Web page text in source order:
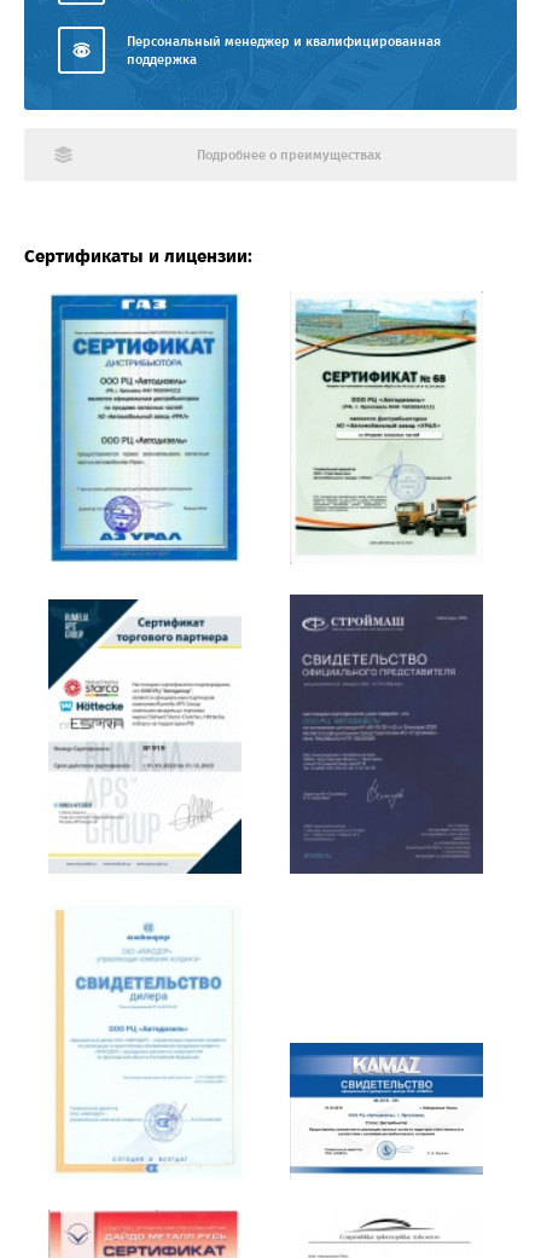
Персональный менеджер и квалифицированная
поддержка
Подробнее о преимуществах
Сертификаты и лицензии: